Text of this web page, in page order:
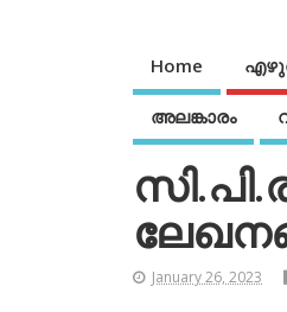
Home
അലങ്കാരം
January 26, 2023